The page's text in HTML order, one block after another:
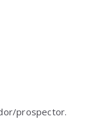
prospector.